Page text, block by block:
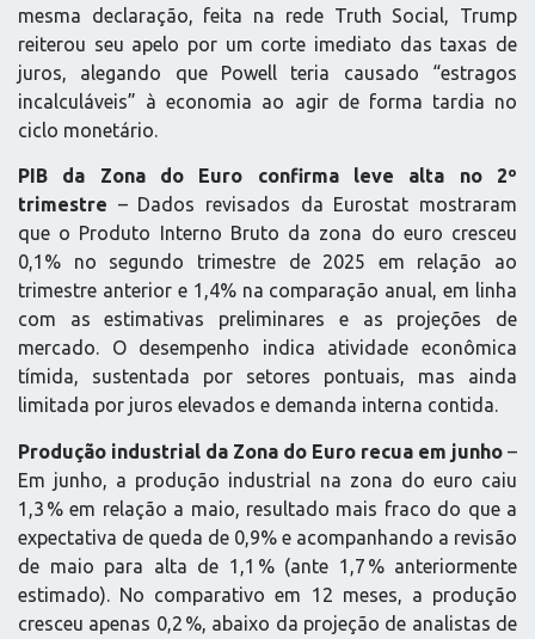
mesma declaração, feita na rede Truth Social, Trump
reiterou seu apelo por um corte imediato das taxas de
juros, alegando que Powell teria causado “estragos
incalculáveis” à economia ao agir de forma tardia no
ciclo monetário.
PIB da Zona do Euro confirma leve alta no 2º
trimestre – Dados revisados da Eurostat mostraram
que o Produto Interno Bruto da zona do euro cresceu
0,1% no segundo trimestre de 2025 em relação ao
trimestre anterior e 1,4% na comparação anual, em linha
com as estimativas preliminares e as projeções de
mercado. O desempenho indica atividade econômica
tímida, sustentada por setores pontuais, mas ainda
limitada por juros elevados e demanda interna contida.
Produção industrial da Zona do Euro recua em junho –
Em junho, a produção industrial na zona do euro caiu
1,3 % em relação a maio, resultado mais fraco do que a
expectativa de queda de 0,9% e acompanhando a revisão
de maio para alta de 1,1 % (ante 1,7 % anteriormente
estimado). No comparativo em 12 meses, a produção
cresceu apenas 0,2 %, abaixo da projeção de analistas de